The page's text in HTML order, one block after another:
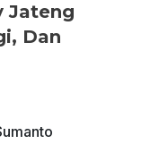
Jateng
Dan